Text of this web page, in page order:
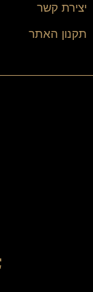
יצירת קשר
תקנון האתר